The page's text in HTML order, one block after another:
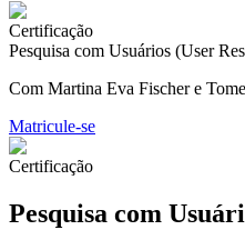
Certificação
Pesquisa com Usuários (User
Com Martina Eva Fischer e
Matricule-se
Certificação
Pesquisa com